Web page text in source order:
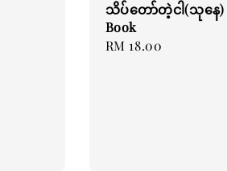
သိပ်တော်တဲ့ငါ(သုနေ)
Book
Regular
RM 18.00